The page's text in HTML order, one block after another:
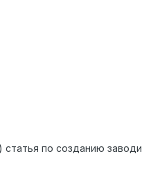
по созданию